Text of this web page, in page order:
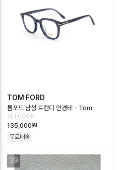
TOM FORD
톰포드 남성 트렌디 안경테 - Tom
Ford Mens Glasses Frame -
acc…
161,000원
135,000원
무료배송
39